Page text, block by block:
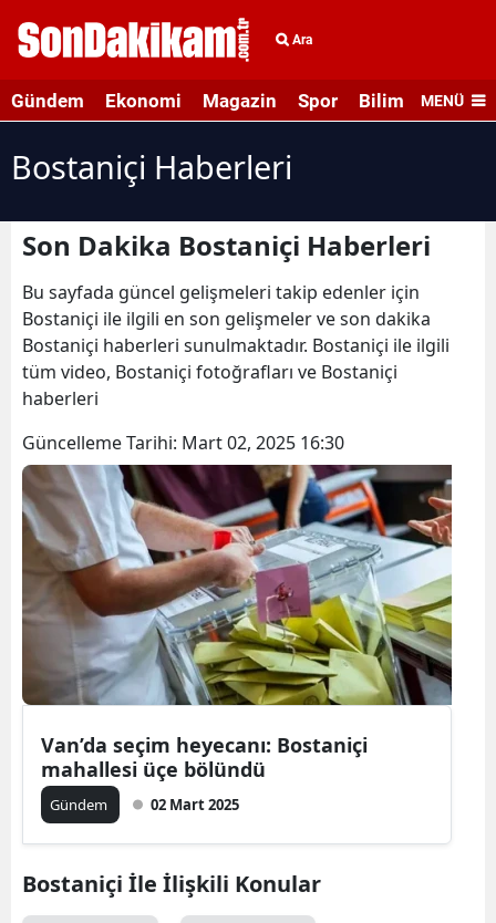
Ara
Gündem Ekonomi Magazin Spor Bilim veMENÜ
Bostaniçi Haberleri
Son Dakika Bostaniçi Haberleri
Bu sayfada güncel gelişmeleri takip edenler için
Bostaniçi ile ilgili en son gelişmeler ve son dakika
Bostaniçi haberleri sunulmaktadır. Bostaniçi ile ilgili
tüm video, Bostaniçi fotoğrafları ve Bostaniçi
haberleri
Güncelleme Tarihi: Mart 02, 2025 16:30
Van’da seçim heyecanı: Bostaniçi
mahallesi üçe bölündü
Gündem 02 Mart 2025
Bostaniçi İle İlişkili Konular